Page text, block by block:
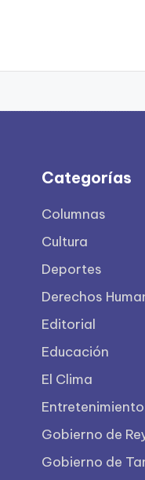
Categorías
Columnas
Cultura
Deportes
Derechos
Editorial
Educación
El Clima
Entretenimiento
Gobierno de
Gobierno de